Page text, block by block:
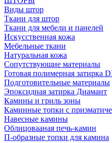
Виды штор
Ткани для штор
Ткани для мебели и панелей
Искусственная кожа
Мебельные ткани
Натуральная кожа
Сопутствующие материалы
Готовая полимерная
Подготовительные материалы
Эпоксидная затирка Диамант
Камины и гриль зоны
Каминные топки с
Навесные камины
Облицовааная печь-камин
П-образные топки для камина